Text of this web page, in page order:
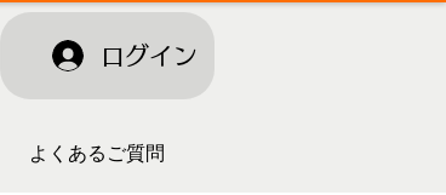
ログイン
よくあるご質問